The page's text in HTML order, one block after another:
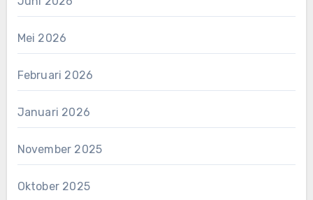
Mei 2026
Februari 2026
Januari 2026
November 2025
Oktober 2025